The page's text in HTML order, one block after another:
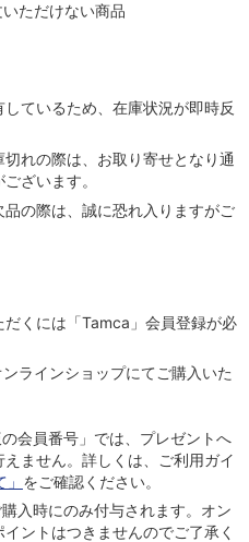
ただけない商品
ているため、在庫状況が即時反
れの際は、お取り寄せとなり通
ざいます。
の際は、誠に恐れ入りますがご
くには「Tamca」会員登録が必
ンラインショップにてご購⼊いた
会員番号」では、プレゼントへ
ません。詳しくは、ご利⽤ガイ
をご確認ください。
⼊時にのみ付与されます。オン
ントはつきませんのでご了承く